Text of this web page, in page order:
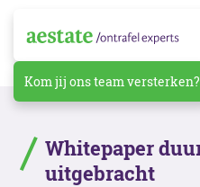
Kom jij ons team versterken?
Whitepaper
uitgebracht